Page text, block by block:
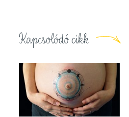
Kapcsolódó cikk